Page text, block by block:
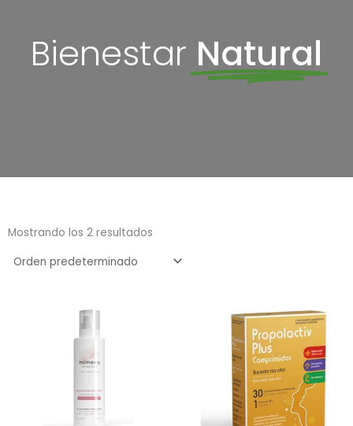
Bienestar Natural
Mostrando los 2 resultados